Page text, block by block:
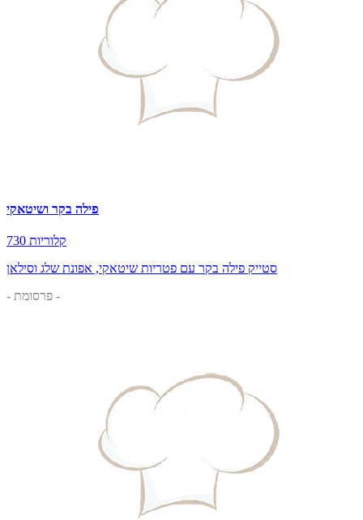
פילה בקר ושיטאקי
730 קלוריות
סטייק פילה בקר עם פטריות שיטאקי, אפונת שלג וסילאן
- פרסומת -